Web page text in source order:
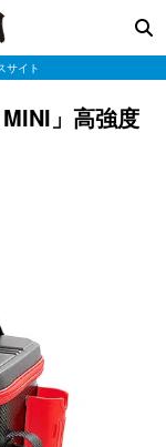
サイト
」高強度